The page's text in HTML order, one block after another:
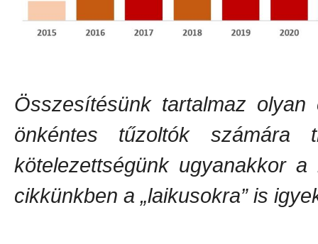
Összesítésünk tartalmaz
önkéntes tűzoltók számára
kötelezettségünk ugyanakkor
cikkünkben a „laikusokra” is